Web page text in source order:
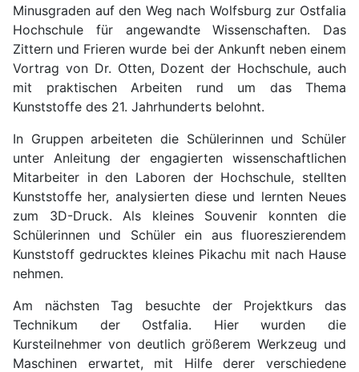
Minusgraden auf den Weg nach Wolfsburg zur Ostfalia
Hochschule für angewandte Wissenschaften. Das
Zittern und Frieren wurde bei der Ankunft neben einem
Vortrag von Dr. Otten, Dozent der Hochschule, auch
mit praktischen Arbeiten rund um das Thema
Kunststoffe des 21. Jahrhunderts belohnt.
In Gruppen arbeiteten die Schülerinnen und Schüler
unter Anleitung der engagierten wissenschaftlichen
Mitarbeiter in den Laboren der Hochschule, stellten
Kunststoffe her, analysierten diese und lernten Neues
zum 3D-Druck. Als kleines Souvenir konnten die
Schülerinnen und Schüler ein aus fluoreszierendem
Kunststoff gedrucktes kleines Pikachu mit nach Hause
nehmen.
Am nächsten Tag besuchte der Projektkurs das
Technikum der Ostfalia. Hier wurden die
Kursteilnehmer von deutlich größerem Werkzeug und
Maschinen erwartet, mit Hilfe derer verschiedene